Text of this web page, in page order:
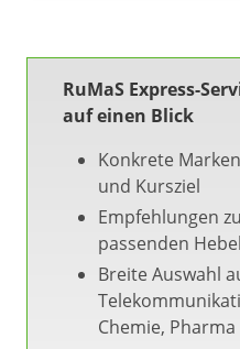
RuMaS Express-
auf einen Blick
Konkrete
und Kursziel
Empfehlungen
passenden
Breite Auswahl
Chemie,